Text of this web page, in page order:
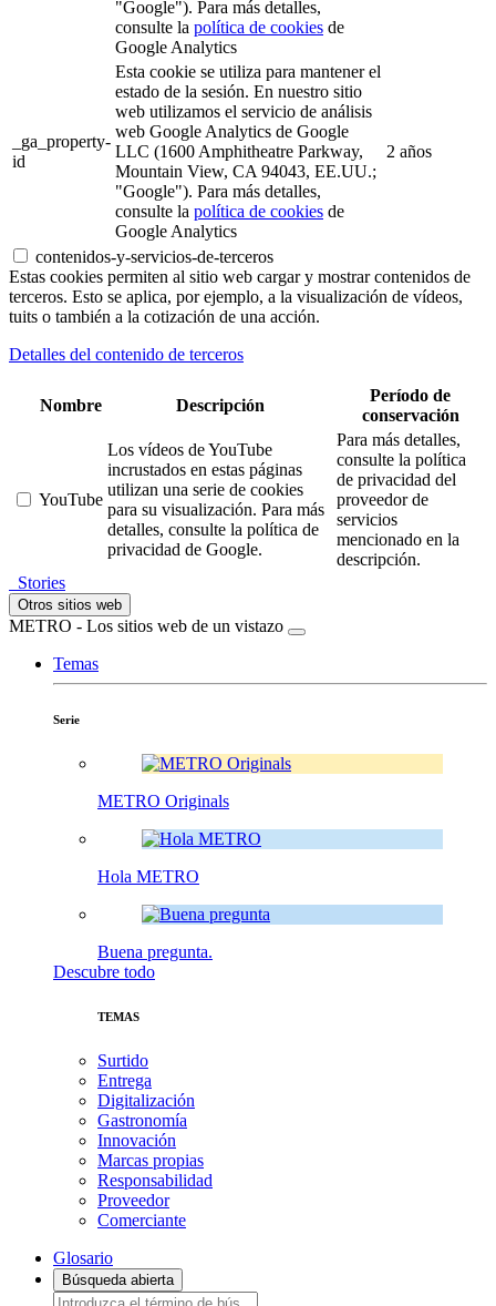
"Google"). Para más detalles,
consulte la política de cookies de
Google Analytics
_ga_property-
id
Esta cookie se utiliza para mantener el
estado de la sesión. En nuestro sitio
web utilizamos el servicio de análisis
web Google Analytics de Google
LLC (1600 Amphitheatre Parkway,
Mountain View, CA 94043, EE.UU.;
"Google"). Para más detalles,
consulte la política de cookies de
Google Analytics
2 años
contenidos-y-servicios-de-terceros
Estas cookies permiten al sitio web cargar y mostrar contenidos de
terceros. Esto se aplica, por ejemplo, a la visualización de vídeos,
tuits o también a la cotización de una acción.
Detalles del contenido de terceros
Nombre Descripción
Período de
conservación
YouTube
Los vídeos de YouTube
incrustados en estas páginas
utilizan una serie de cookies
para su visualización. Para más
detalles, consulte la política de
privacidad de Google.
Para más detalles,
consulte la política
de privacidad del
proveedor de
servicios
mencionado en la
descripción.
Stories
Otros sitios web
METRO - Los sitios web de un vistazo
Temas
Serie
METRO Originals
Hola METRO
Buena pregunta.
Descubre todo
TEMAS
Surtido
Entrega
Digitalización
Gastronomía
Innovación
Marcas propias
Responsabilidad
Proveedor
Comerciante
Glosario
Búsqueda abierta